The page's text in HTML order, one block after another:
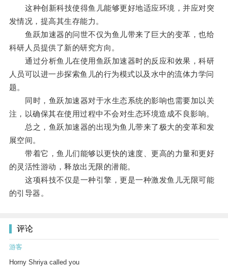
这种创新科技使得鱼儿能够更好地适应环境，并应对突
发情况，提高其生存能力。
鱼跃加速器的问世不仅为鱼儿带来了巨大的变革，也给
科研人员提供了新的研究方向。
通过分析鱼儿在使用鱼跃加速器时的反应和效果，科研
人员可以进一步探索鱼儿的行为模式以及水中的流体力学问
题。
同时，鱼跃加速器对于水生态系统的影响也需要加以关
注，以确保其在使用过程中不会对生态环境造成不良影响。
总之，鱼跃加速器的出现为鱼儿带来了极大的变革和发
展空间。
带着它，鱼儿们能够以更快的速度、更高的力量和更好
的灵活性游动，释放出无限的潜能。
这项科技不仅是一种引擎，更是一种激发鱼儿无限可能
的引导器。
评论
游客
Horny Shriya called you